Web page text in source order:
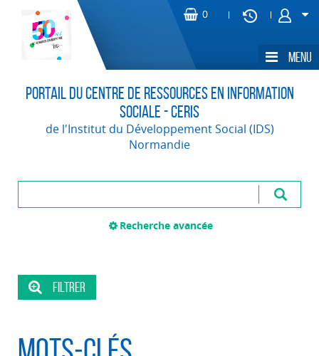
Portail du Centre de Ressources en Information
Sociale - CERIS
de l'Institut du Développement Social (IDS)
Normandie
Recherche avancée